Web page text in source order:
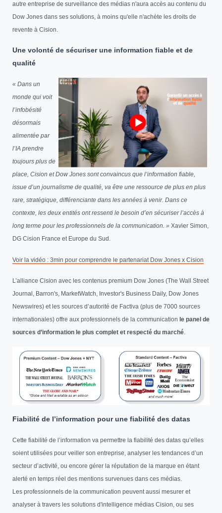
autre entreprise de surveillance des médias n'aura accès au contenu du
Dow Jones dans ses solutions, à moins qu'elle n'achète les droits de
revente à Cision.
Une volonté de sécuriser une information fiable et de
qualité
« Dans un
monde qui voit
l’infobésité
désormais
alimentée par
l’IA prendre
toujours plus de
place, Cision et Dow Jones sont convaincus que l’information fiable,
issue d’un journalisme de qualité, va être une ressource de plus en plus
rare, stratégique, différenciante dans les années à venir. Dans ce
contexte, les deux entités ont ressenti le besoin d’en sécuriser l’accès à
long terme pour les professionnels de la communication. » Xavier Simon,
DG Cision France et Europe du Sud.
Voir la vidéo : 3min pour comprendre le partenariat Dow Jones x Cision
L’alliance Cision avec les contenus premium Dow Jones (The Wall Street
Journal, Barron's, MarketWatch, Investor's Business Daily, Dow Jones
Newswires) et les sources d’autorité de Factiva (plus de 7000 sources
internationales) offre aux professionnels de la communication le panel de
sources d’information le plus complet et respecté du marché.
Fiabilité de l’information pour une fiabilité des datas
Cette fiabilité de l’information va permettre la fiabilité des datas qu’elles
soient utilisées pour veiller son entreprise, analyser les tendances d’un
secteur d’activité, ou encore gérer la réputation de la marque en étant
alerté en temps réel des mentions survenues dans ces médias.
Les professionnels de la communication peuvent aussi mesurer et
analyser à travers les solutions d'intelligence médias Cision, ou ses